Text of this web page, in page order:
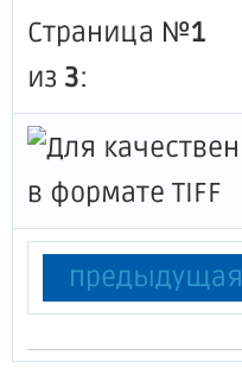
Страница №1
из 3:
предыдущая